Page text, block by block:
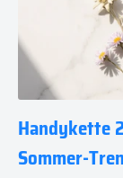
Handykette
Sommer-